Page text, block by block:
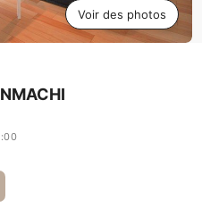
Voir des photos